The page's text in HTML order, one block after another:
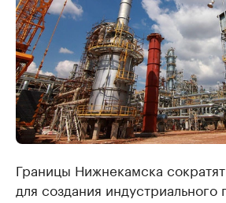
Границы Нижнекамска
для создания индустриального